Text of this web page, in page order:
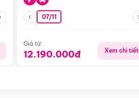
07/11
Giá từ:
12.190.000đ Xem chi tiết